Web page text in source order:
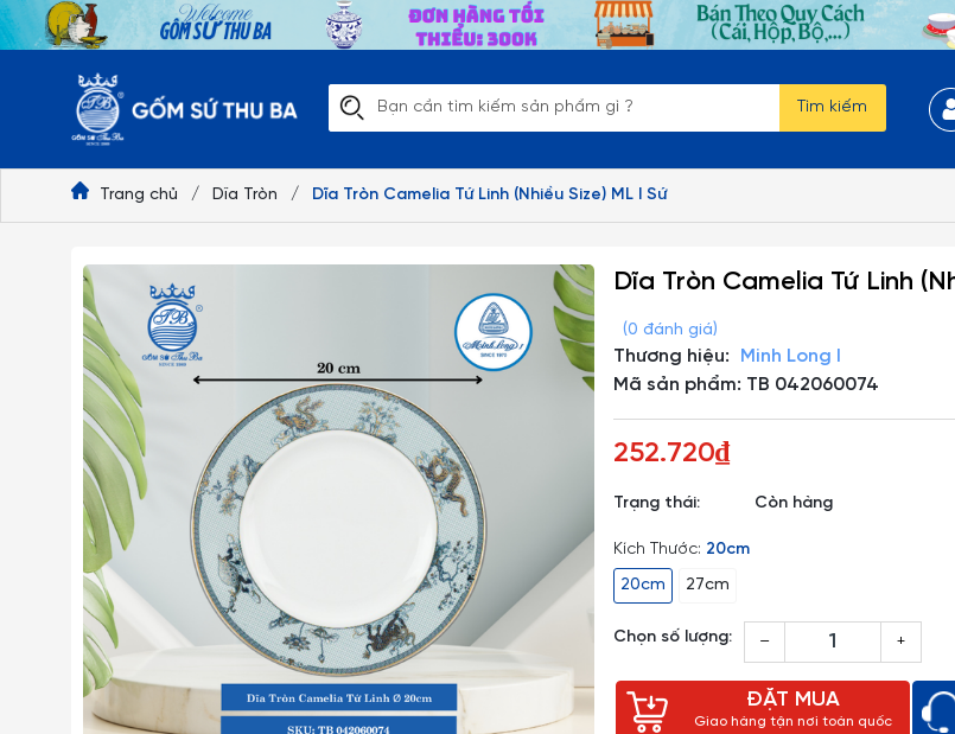
Tìm kiếm
Trang chủ / Dĩa Tròn / Dĩa Tròn Camelia Tứ Linh (Nhiều Size) ML I Sứ
Dĩa Tròn Camelia Tứ Linh
(0 đánh giá)
Thương hiệu:
Minh Long I
Mã sản phẩm: TB 042060074
252.720₫
Trạng thái: Còn hàng
Kích Thước: 20cm
20cm
27cm
Chọn số lượng: – +
ĐẶT MUA
Giao hàng tận nơi toàn quốc